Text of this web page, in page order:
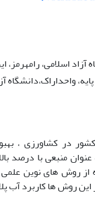
اسلامی، رامهرمز،
واحداراک،دانشگاه
در کشاورزی ،
منبعی با درصد
از روش های نوین علمی
روش ها کاربرد آب